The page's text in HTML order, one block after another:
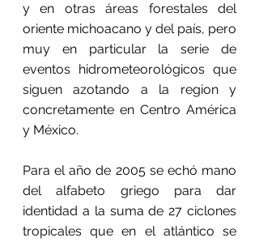
y en otras áreas forestales del
oriente michoacano y del país, pero
muy en particular la serie de
eventos hidrometeorológicos que
siguen azotando a la region y
concretamente en Centro América
y México.
Para el año de 2005 se echó mano
del alfabeto griego para dar
identidad a la suma de 27 ciclones
tropicales que en el atlántico se